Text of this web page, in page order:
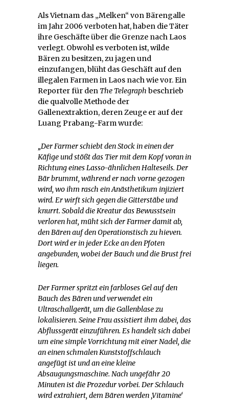
Als Vietnam das „Melken“ von Bärengalle
im Jahr 2006 verboten hat, haben die Täter
ihre Geschäfte über die Grenze nach Laos
verlegt. Obwohl es verboten ist, wilde
Bären zu besitzen, zu jagen und
einzufangen, blüht das Geschäft auf den
illegalen Farmen in Laos nach wie vor. Ein
Reporter für den The Telegraph beschrieb
die qualvolle Methode der
Gallenextraktion, deren Zeuge er auf der
Luang Prabang-Farm wurde:
„Der Farmer schiebt den Stock in einen der
Käfige und stößt das Tier mit dem Kopf voran in
Richtung eines Lasso-ähnlichen Halteseils. Der
Bär brummt, während er nach vorne gezogen
wird, wo ihm rasch ein Anästhetikum injiziert
wird. Er wirft sich gegen die Gitterstäbe und
knurrt. Sobald die Kreatur das Bewusstsein
verloren hat, müht sich der Farmer damit ab,
den Bären auf den Operationstisch zu hieven.
Dort wird er in jeder Ecke an den Pfoten
angebunden, wobei der Bauch und die Brust frei
liegen.
Der Farmer spritzt ein farbloses Gel auf den
Bauch des Bären und verwendet ein
Ultraschallgerät, um die Gallenblase zu
lokalisieren. Seine Frau assistiert ihm dabei, das
Abflussgerät einzuführen. Es handelt sich dabei
um eine simple Vorrichtung mit einer Nadel, die
an einen schmalen Kunststoffschlauch
angefügt ist und an eine kleine
Absaugungsmaschine. Nach ungefähr 20
Minuten ist die Prozedur vorbei. Der Schlauch
wird extrahiert, dem Bären werden ‚Vitamine‘